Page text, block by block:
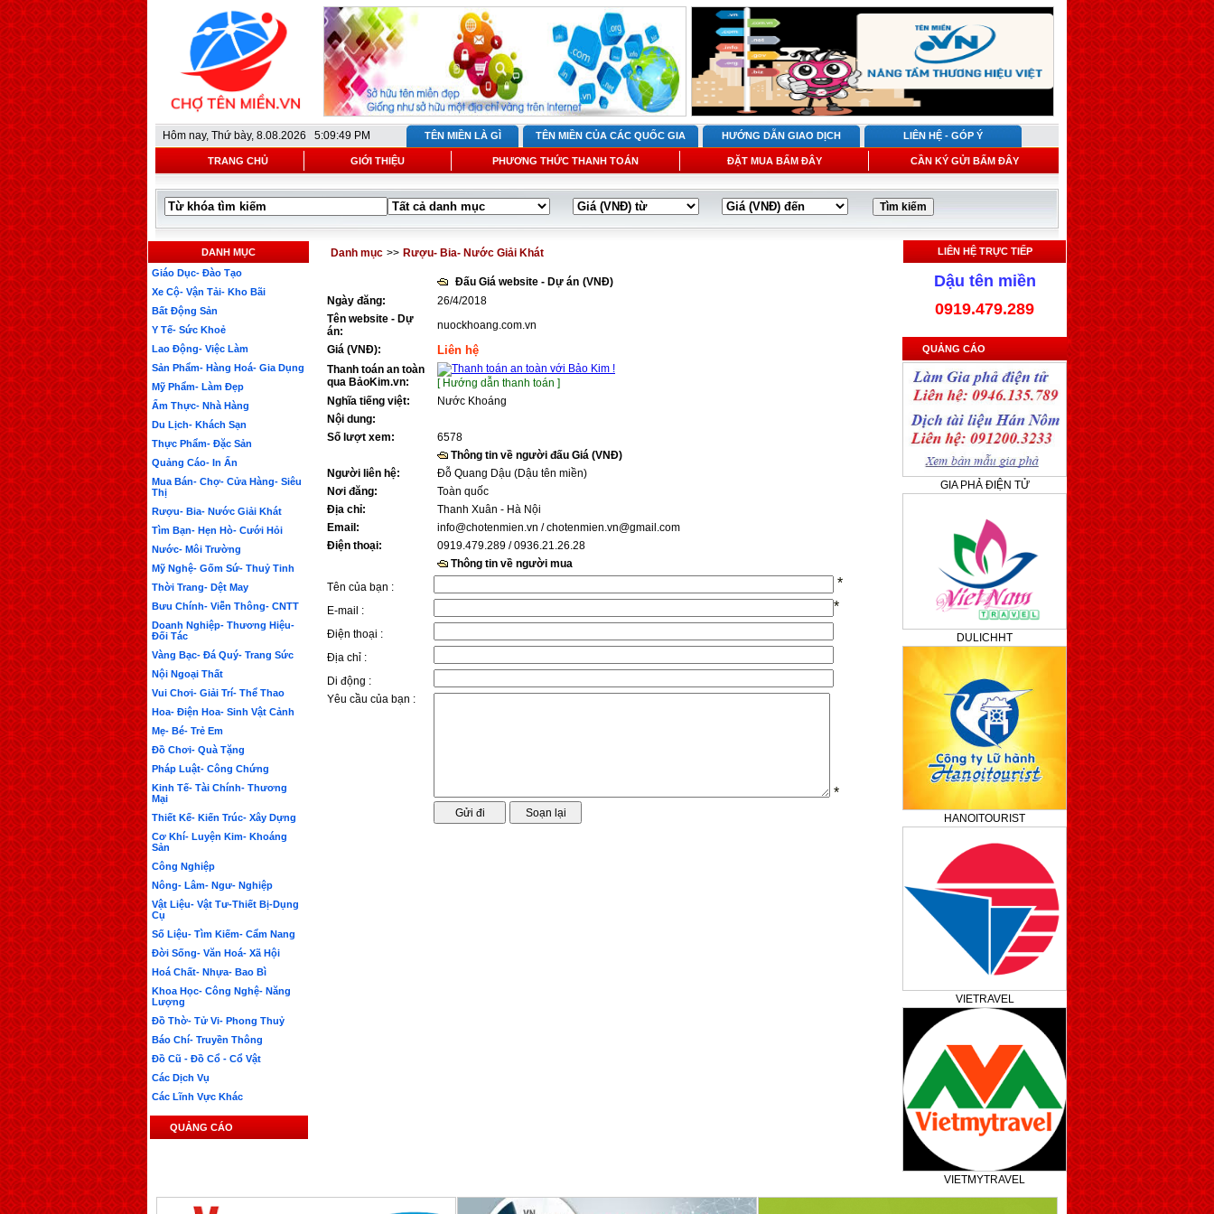
Hôm nay, Thứ bày, 8.08.2026 5:09:49 PM TÊN MIỀN LÀ GÌ TÊN MIỀN CỦA CÁC QUỐC GIA HƯỚNG DẪN GIAO DỊCH LIÊN HỆ - GÓP Ý
TRANG CHỦ GIỚI THIỆU PHƯƠNG THỨC THANH TOÁN ĐẶT MUA BẤM ĐÂY CẦN KÝ GỬI BẤM ĐÂY
DANH MỤC
Giáo Dục- Đào Tạo
Xe Cộ- Vận Tải- Kho Bãi
Bất Động Sản
Y Tế- Sức Khoẻ
Lao Động- Việc Làm
Sản Phẩm- Hàng Hoá- Gia Dụng
Mỹ Phẩm- Làm Đẹp
Ẩm Thực- Nhà Hàng
Du Lịch- Khách Sạn
Thực Phẩm- Đặc Sản
Quảng Cáo- In Ấn
Mua Bán- Chợ- Cửa Hàng- Siêu
Thị
Rượu- Bia- Nước Giải Khát
Tìm Bạn- Hẹn Hò- Cưới Hỏi
Nước- Môi Trường
Mỹ Nghệ- Gốm Sứ- Thuỷ Tinh
Thời Trang- Dệt May
Bưu Chính- Viễn Thông- CNTT
Doanh Nghiệp- Thương Hiệu-
Đối Tác
Vàng Bạc- Đá Quý- Trang Sức
Nội Ngoại Thất
Vui Chơi- Giải Trí- Thể Thao
Hoa- Điện Hoa- Sinh Vật Cảnh
Mẹ- Bé- Trẻ Em
Đồ Chơi- Quà Tặng
Pháp Luật- Công Chứng
Kinh Tế- Tài Chính- Thương
Mại
Thiết Kế- Kiến Trúc- Xây Dựng
Cơ Khí- Luyện Kim- Khoáng
Sản
Công Nghiệp
Nông- Lâm- Ngư- Nghiệp
Vật Liệu- Vật Tư-Thiết Bị-Dụng
Cụ
Số Liệu- Tìm Kiếm- Cẩm Nang
Đời Sống- Văn Hoá- Xã Hội
Hoá Chất- Nhựa- Bao Bì
Khoa Học- Công Nghệ- Năng
Lượng
Đồ Thờ- Tử Vi- Phong Thuỷ
Báo Chí- Truyền Thông
Đồ Cũ - Đồ Cổ - Cổ Vật
Các Dịch Vụ
Các Lĩnh Vực Khác
QUẢNG CÁO
Danh mục >> Rượu- Bia- Nước Giải Khát
Đấu Giá website - Dự án (VNĐ)
Ngày đăng:
26/4/2018
Tên website - Dự
án:
nuockhoang.com.vn
Giá (VNĐ):
Liên hệ
Thanh toán an toàn
qua BảoKim.vn:
[ Hướng dẫn thanh toán ]
Nghĩa tiếng việt:
Nước Khoáng
Nội dung:
Số lượt xem:
6578
Thông tin về người đấu Giá (VNĐ)
Người liên hệ:
Đỗ Quang Dậu (Dậu tên miền)
Nơi đăng:
Toàn quốc
Địa chỉ:
Thanh Xuân - Hà Nội
Email:
info@chotenmien.vn / chotenmien.vn@gmail.com
Điện thoại:
0919.479.289 / 0936.21.26.28
Thông tin về người mua
Tên của bạn :
*
E-mail : *
Điện thoại :
Địa chỉ :
Di động :
Yêu cầu của bạn :
*
LIÊN HỆ TRỰC TIẾP
Dậu tên miền
0919.479.289
QUẢNG CÁO
GIA PHẢ ĐIỆN TỬ
DULICHHT
HANOITOURIST
VIETRAVEL
VIETMYTRAVEL